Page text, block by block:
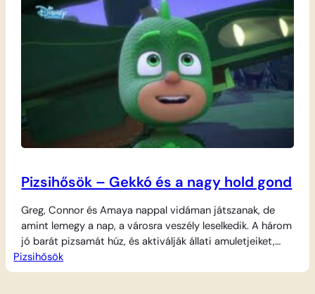
ellenfelekkel, de hamar rájön, hogy csapatban sokkal
könnyebb győzni. Később egy…
Pizsihősök – Gekkó és a nagy hold gond
Greg, Connor és Amaya nappal vidáman játszanak, de
amint lemegy a nap, a városra veszély leselkedik. A három
jó barát pizsamát húz, és aktiválják állati amuletjeiket,
hogy szuperhősökké változzanak. Most a Hold körül
támad valami zűrzavar, ami Gekkónak okoz igazi fejtörést.
Pizsihősök